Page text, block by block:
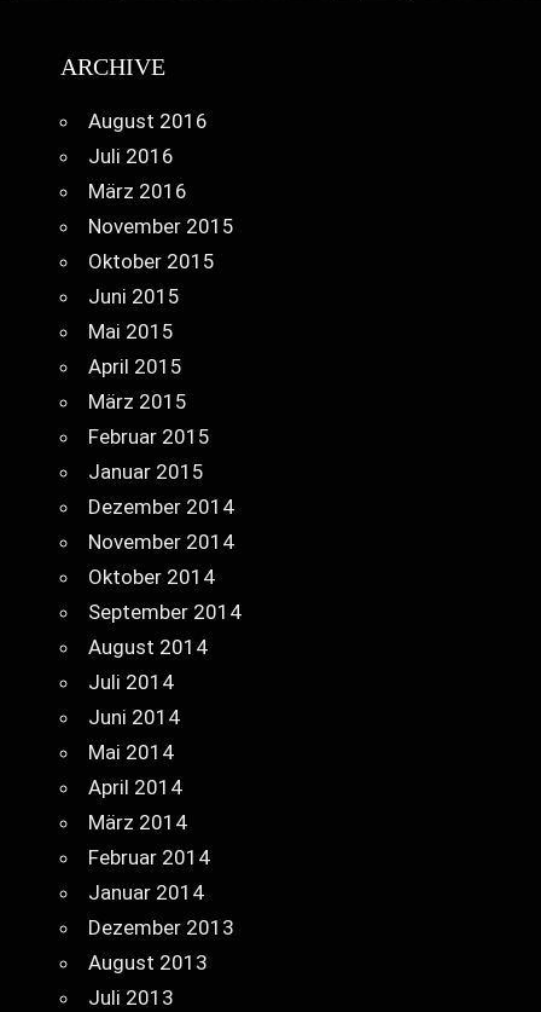
ARCHIVE
August 2016
Juli 2016
März 2016
November 2015
Oktober 2015
Juni 2015
Mai 2015
April 2015
März 2015
Februar 2015
Januar 2015
Dezember 2014
November 2014
Oktober 2014
September 2014
August 2014
Juli 2014
Juni 2014
Mai 2014
April 2014
März 2014
Februar 2014
Januar 2014
Dezember 2013
August 2013
Juli 2013